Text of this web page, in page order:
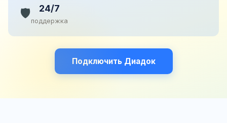
🛡️ 24/7
поддержка
Подключить Диадок